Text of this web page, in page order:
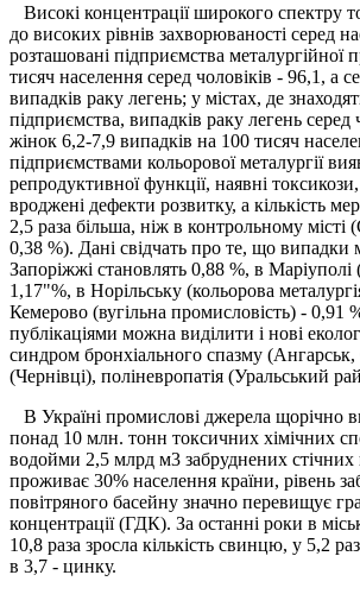
Високі концентрації широкого спектру
до високих рівнів захворюваності серед
розташовані підприємства металургійної
тисяч населення серед чоловіків - 96,1, а
випадків раку легень; у містах, де
підприємства, випадків раку легень серед
жінок 6,2-7,9 випадків на 100 тисяч
підприємствами кольорової металургії
репродуктивної функції, наявні
вроджені дефекти розвитку, а кількість
2,5 раза більша, ніж в контрольному місті
0,38 %). Дані свідчать про те, що випадки
Запоріжжі становлять 0,88 %, в Маріуполі
1,17"%, в Норільську (кольорова
Кемерово (вугільна промисловість) - 0,91
публікаціями можна виділити і нові
синдром бронхіального спазму (Ангарськ,
(Чернівці), поліневропатія (Уральський
В Україні промислові джерела щорічно
понад 10 млн. тонн токсичних хімічних
водойми 2,5 млрд м3 забруднених стічних
проживає 30% населення країни, рівень
повітряного басейну значно перевищує
концентрації (ГДК). За останні роки в
10,8 раза зросла кількість свинцю, у 5,2
в 3,7 - цинку.